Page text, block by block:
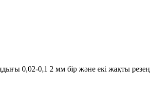
0,02-0,1 2 мм бір және екі жақты